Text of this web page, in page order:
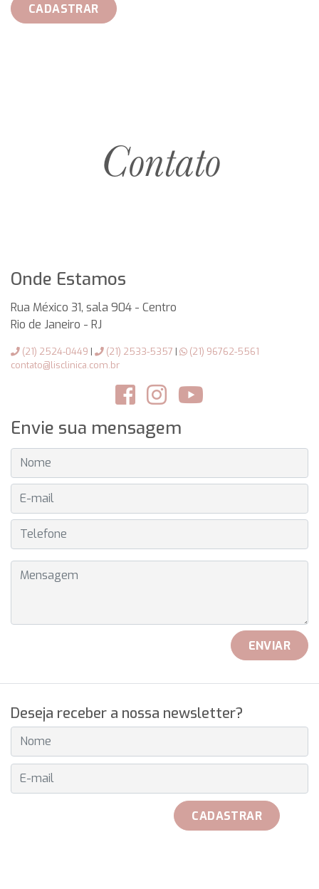
CADASTRAR
Contato
Onde Estamos
Rua México 31, sala 904 - Centro
Rio de Janeiro - RJ
(21) 2524-0449 | (21) 2533-5357 |
(21) 96762-5561
contato@lisclinica.com.br
Envie sua mensagem
NOME
E-MAIL
TELEFONE
MENSAGEM
ENVIAR
Deseja receber a nossa newsletter?
E-MAIL
CADASTRAR